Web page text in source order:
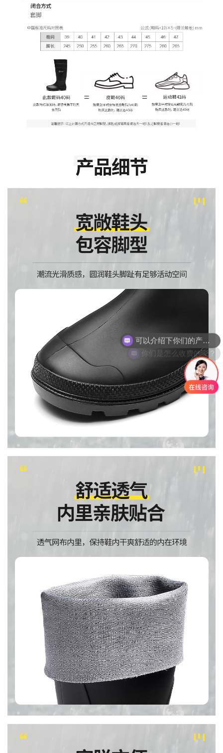
你们是怎么收费的呢？